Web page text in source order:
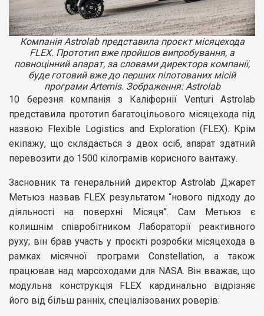
Компанія Astrolab представила проєкт місяцехода
FLEX. Прототип вже пройшов випробування, а
повноцінний апарат, за словами директора компанії,
буде готовий вже до перших пілотованих місій
програми Artemis. Зображення: Astrolab
10 березня компанія з Каліфорнії Venturi Astrolab
представила прототип багатоцільового місяцехода під
назвою Flexible Logistics and Exploration (FLEX). Крім
екіпажу, що складається з двох осіб, апарат здатний
перевозити до 1500 кілограмів корисного вантажу.
Засновник та генеральний директор Astrolab Джарет
Метьюз назвав FLEX результатом “нового підходу до
діяльності на поверхні Місяця”. Сам Метьюз є
колишнім співробітником Лабораторії реактивного
руху; він брав участь у проєкті розробки місяцехода в
рамках місячної програми Constellation, а також
працював над марсоходами для NASA. Він вважає, що
модульна конструкція FLEX кардинально відрізняє
його від більш ранніх, спеціалізованих роверів: